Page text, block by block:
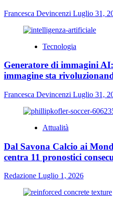
Francesca Devincenzi Luglio 31,
Tecnologia
Generatore di immagini
immagine sta
Francesca Devincenzi Luglio 31,
Attualità
Dal Savona Calcio ai
centra 11 pronostici
Redazione Luglio 1, 2026